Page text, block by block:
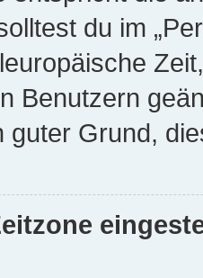
du im
Benutzern
guter Grund,